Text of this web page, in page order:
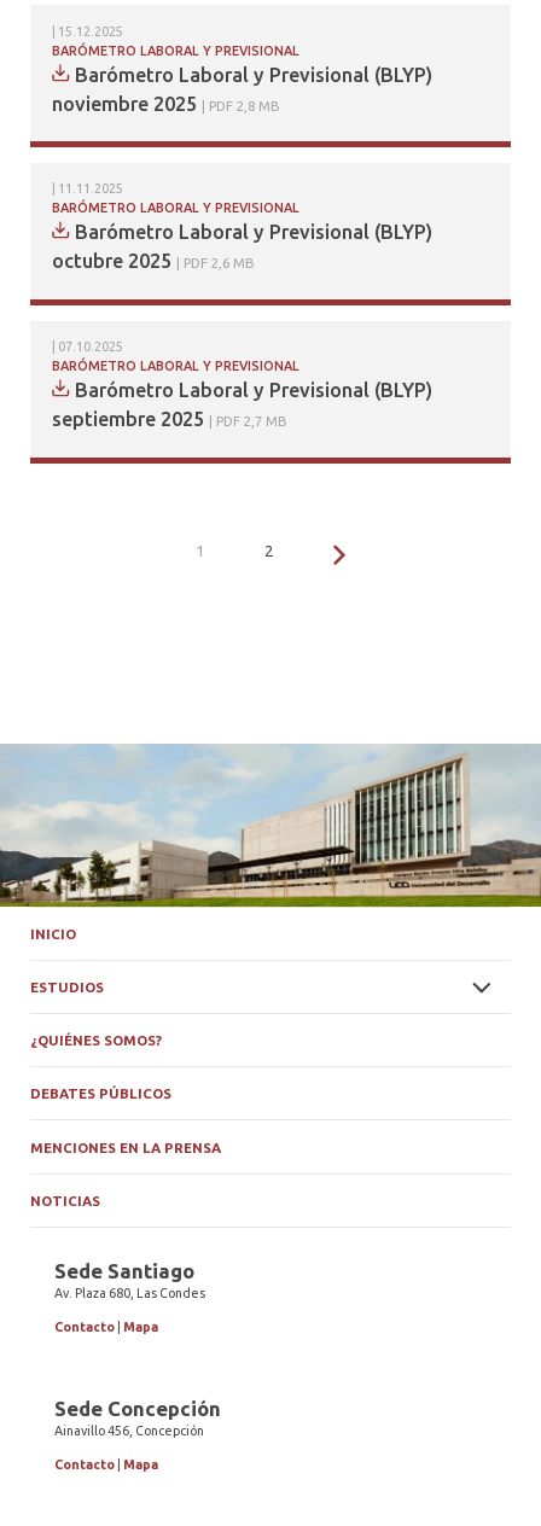
BARÓMETRO LABORAL Y PREVISIONAL
15.12.2025
Barómetro Laboral y Previsional (BLYP)
noviembre 2025
PDF 2,8 MB
BARÓMETRO LABORAL Y PREVISIONAL
11.11.2025
Barómetro Laboral y Previsional (BLYP)
octubre 2025
PDF 2,6 MB
BARÓMETRO LABORAL Y PREVISIONAL
07.10.2025
Barómetro Laboral y Previsional (BLYP)
septiembre 2025
PDF 2,7 MB
1 2
INICIO
ESTUDIOS
¿QUIÉNES SOMOS?
DEBATES PÚBLICOS
MENCIONES EN LA PRENSA
NOTICIAS
Sede Santiago
Av. Plaza 680, Las Condes
Contacto Mapa
Sede Concepción
Ainavillo 456, Concepción
Contacto Mapa